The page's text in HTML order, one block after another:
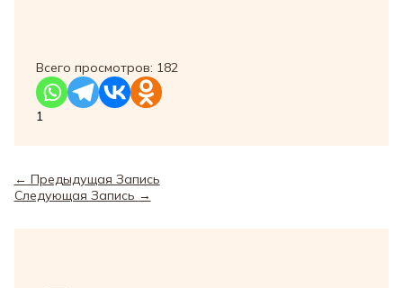
Всего просмотров: 182
1
← Предыдущая Запись
Следующая Запись →